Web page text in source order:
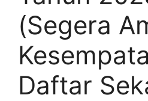
(Segera
Daftar